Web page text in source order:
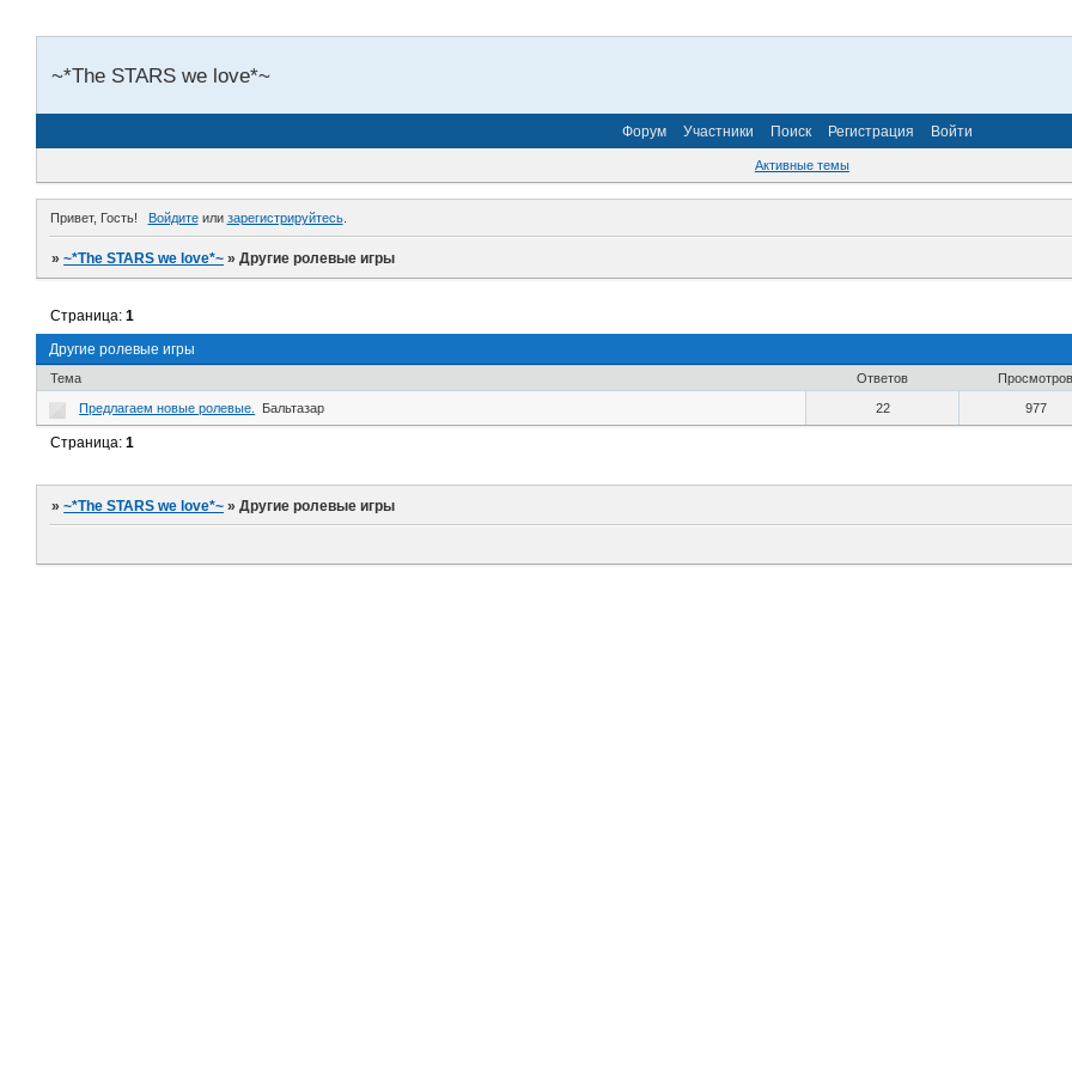
~*The STARS we love*~
Форум Участники Поиск Регистрация Войти
Активные темы
Привет, Гость! Войдитеили зарегистрируйтесь.
»~*The STARS we love*~ »Другие ролевые игры
Другие ролевые игры
Страница:1
Тема Ответов Просмотров
Предлагаем новые ролевые. Бальтазар 22 977
Страница:1
»~*The STARS we love*~ »Другие ролевые игры